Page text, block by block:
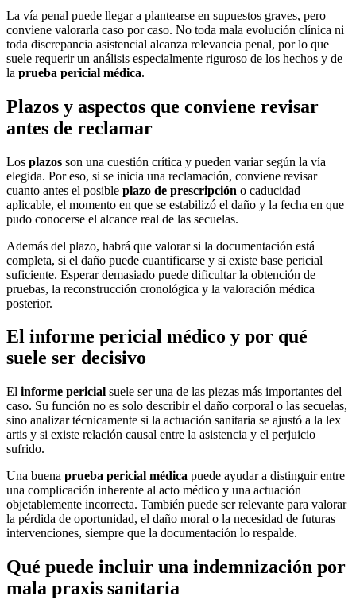
La vía penal puede llegar a plantearse en supuestos graves, pero
conviene valorarla caso por caso. No toda mala evolución clínica ni
toda discrepancia asistencial alcanza relevancia penal, por lo que
suele requerir un análisis especialmente riguroso de los hechos y de
la prueba pericial médica.
Plazos y aspectos que conviene revisar
antes de reclamar
Los plazos son una cuestión crítica y pueden variar según la vía
elegida. Por eso, si se inicia una reclamación, conviene revisar
cuanto antes el posible plazo de prescripción o caducidad
aplicable, el momento en que se estabilizó el daño y la fecha en que
pudo conocerse el alcance real de las secuelas.
Además del plazo, habrá que valorar si la documentación está
completa, si el daño puede cuantificarse y si existe base pericial
suficiente. Esperar demasiado puede dificultar la obtención de
pruebas, la reconstrucción cronológica y la valoración médica
posterior.
El informe pericial médico y por qué
suele ser decisivo
El informe pericial suele ser una de las piezas más importantes del
caso. Su función no es solo describir el daño corporal o las secuelas,
sino analizar técnicamente si la actuación sanitaria se ajustó a la lex
artis y si existe relación causal entre la asistencia y el perjuicio
sufrido.
Una buena prueba pericial médica puede ayudar a distinguir entre
una complicación inherente al acto médico y una actuación
objetablemente incorrecta. También puede ser relevante para valorar
la pérdida de oportunidad, el daño moral o la necesidad de futuras
intervenciones, siempre que la documentación lo respalde.
Qué puede incluir una indemnización por
mala praxis sanitaria